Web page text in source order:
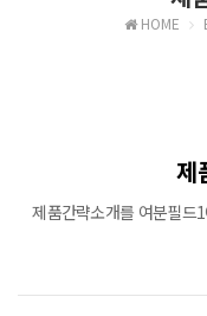
HOME
제
제품간략소개를 여분필드